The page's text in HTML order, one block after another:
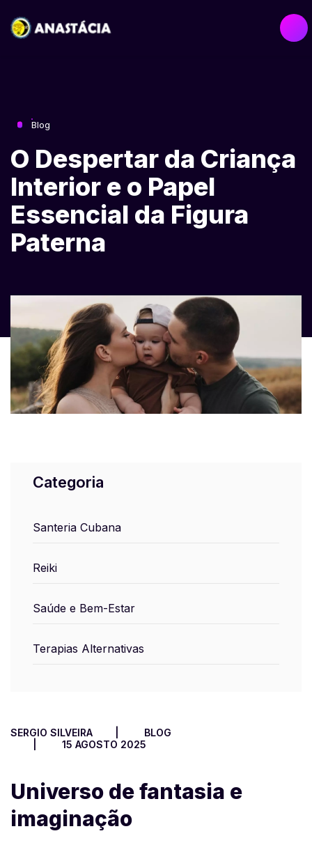
Blog
O Despertar da Criança
Interior e o Papel
Essencial da Figura
Paterna
Categoria
Santeria Cubana
Reiki
Saúde e Bem-Estar
Terapias Alternativas
SERGIO SILVEIRA
BLOG
15 AGOSTO 2025
Universo de fantasia e
imaginação